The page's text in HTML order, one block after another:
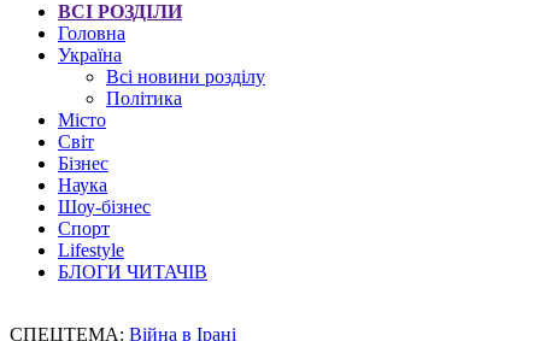
ВСІ РОЗДІЛИ
Головна
Україна
Всі новини розділу
Політика
Місто
Світ
Бізнес
Наука
Шоу-бізнес
Спорт
Lifestyle
БЛОГИ ЧИТАЧІВ
СПЕЦТЕМА: Війна в Ірані